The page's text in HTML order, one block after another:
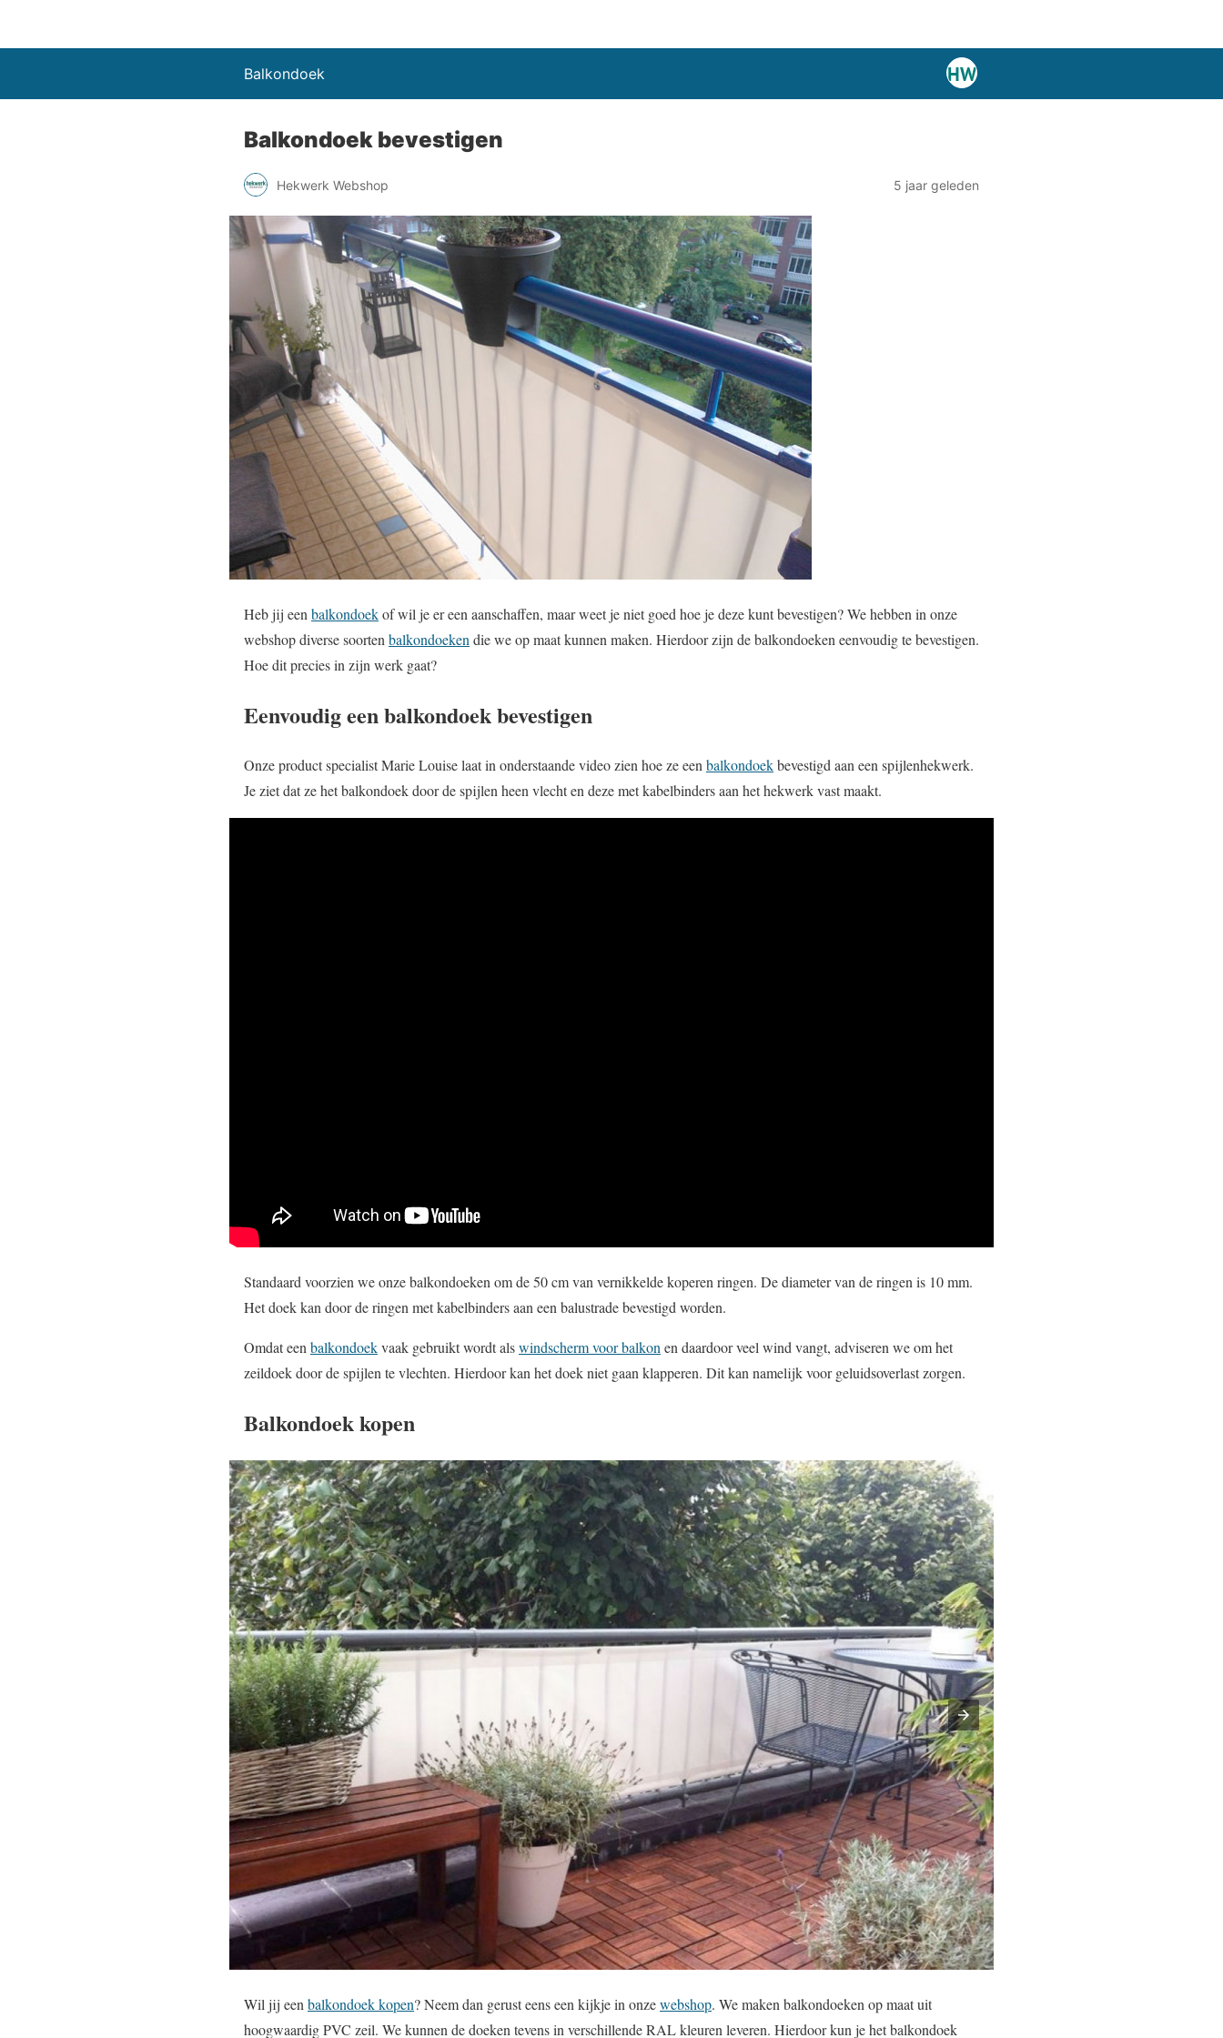
Balkondoek
Balkondoek bevestigen
Hekwerk Webshop 5 jaar geleden
Heb jij een balkondoekof wil je er een aanschaffen, maar weet je niet goed hoe je deze kunt bevestigen? We hebben in onze
webshop diverse soorten balkondoeken die we op maat kunnen maken. Hierdoor zijn de balkondoeken eenvoudig te bevestigen.
Hoe dit precies in zijn werk gaat?
Eenvoudig een balkondoek bevestigen
Onze product specialist Marie Louise laat in onderstaande video zien hoe ze een balkondoekbevestigd aan een spijlenhekwerk.
Je ziet dat ze het balkondoek door de spijlen heen vlecht en deze met kabelbinders aan het hekwerk vast maakt.
Standaard voorzien we onze balkondoeken om de 50 cm van vernikkelde koperen ringen. De diameter van de ringen is 10 mm.
Het doek kan door de ringen met kabelbinders aan een balustrade bevestigd worden.
Omdat eenbalkondoekvaak gebruikt wordt alswindscherm voor balkonen daardoor veel wind vangt, adviseren we om het
zeildoek door de spijlen te vlechten. Hierdoor kan het doek niet gaan klapperen. Dit kan namelijk voor geluidsoverlast zorgen.
Balkondoek kopen
Wil jij een balkondoek kopen? Neem dan gerust eens een kijkje in onzewebshop. We maken balkondoeken op maat uit
hoogwaardig PVC zeil. We kunnen de doeken tevens in verschillende RAL kleuren leveren. Hierdoor kun je het balkondoek